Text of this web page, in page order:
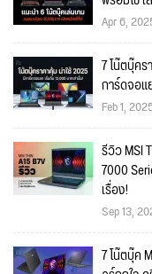
Apr 6,
7 โน๊ตบุ๊ค
การ์ดจอ
Feb 1,
รีวิว MSI
7000
เรื่อง!
Sep 13,
7 โน๊ตบุ๊ค